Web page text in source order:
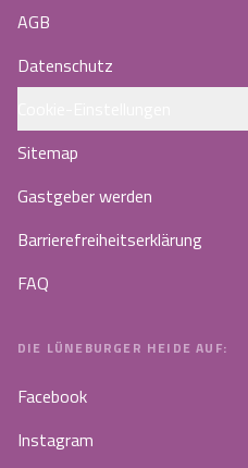
AGB
Datenschutz
Sitemap
Gastgeber werden
Barrierefreiheitserklärung
FAQ
DIE LÜNEBURGER HEIDE AUF:
Facebook
Instagram